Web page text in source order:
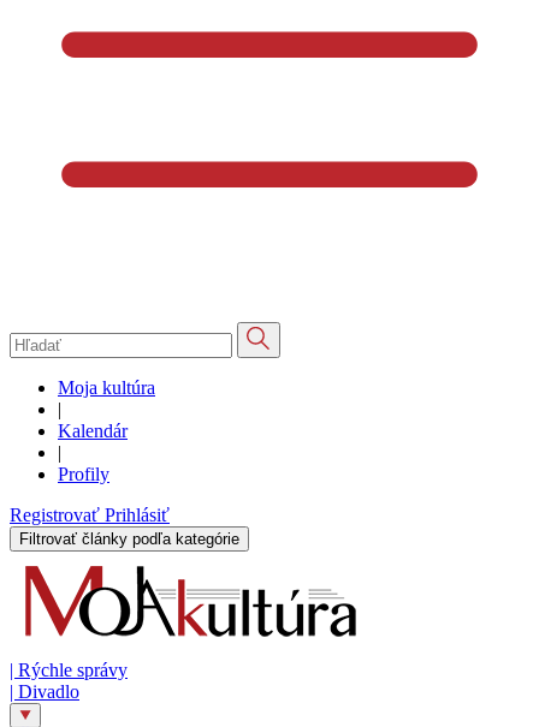
Moja kultúra
|
Kalendár
|
Profily
Registrovať Prihlásiť
Filtrovať články podľa kategórie
| Rýchle správy
| Divadlo